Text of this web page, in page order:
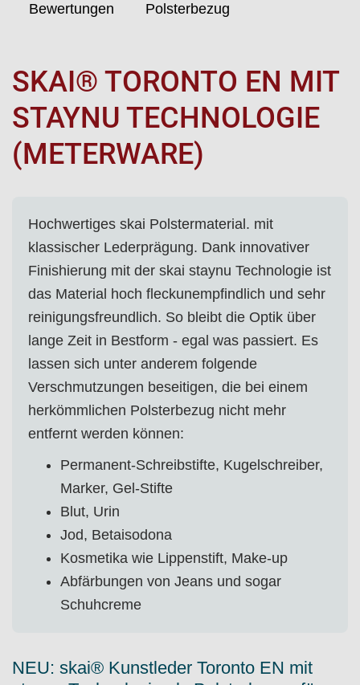
Bewertungen Polsterbezug
SKAI® TORONTO EN MIT
STAYNU TECHNOLOGIE
(METERWARE)
Hochwertiges skai Polstermaterial. mit
klassischer Lederprägung. Dank innovativer
Finishierung mit der skai staynu Technologie ist
das Material hoch fleckunempfindlich und sehr
reinigungsfreundlich. So bleibt die Optik über
lange Zeit in Bestform - egal was passiert. Es
lassen sich unter anderem folgende
Verschmutzungen beseitigen, die bei einem
herkömmlichen Polsterbezug nicht mehr
entfernt werden können:
Permanent-Schreibstifte, Kugelschreiber,
Marker, Gel-Stifte
Blut, Urin
Jod, Betaisodona
Kosmetika wie Lippenstift, Make-up
Abfärbungen von Jeans und sogar
Schuhcreme
NEU: skai® Kunstleder Toronto EN mit